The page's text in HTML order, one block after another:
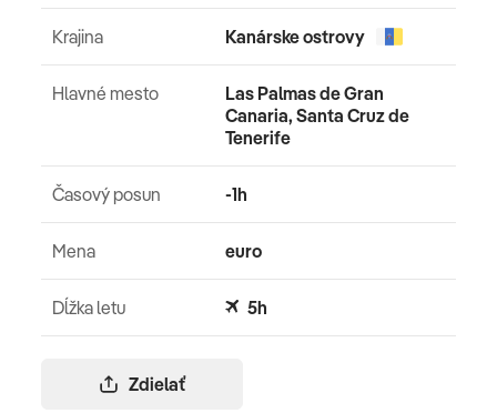
Zdielať
Krajina Kanárske ostrovy
Hlavné mesto
Las Palmas de Gran
Canaria, Santa Cruz de
Tenerife
Časový posun -1h
Mena euro
Dĺžka letu 5h